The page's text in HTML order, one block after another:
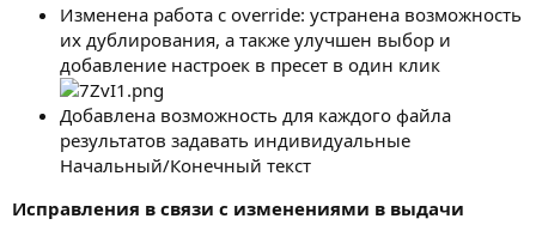
Изменена работа с override: устранена возможность
их дублирования, а также улучшен выбор и
добавление настроек в пресет в один клик
Добавлена возможность для каждого файла
результатов задавать индивидуальные
Начальный/Конечный текст
Исправления в связи с изменениями в выдачи